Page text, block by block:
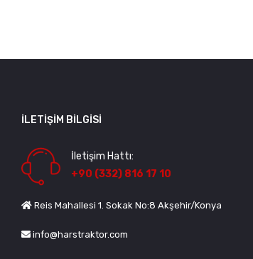
İLETIŞIM BILGISI
İletişim Hattı:
+90 (332) 816 17 10
Reis Mahallesi 1. Sokak No:8 Akşehir/Konya
info@harstraktor.com